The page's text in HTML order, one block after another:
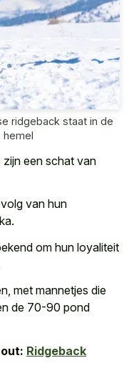
ridgeback staat in de
hemel
een schat van
van hun
om hun loyaliteit
met mannetjes die
de 70-90 pond
Ridgeback